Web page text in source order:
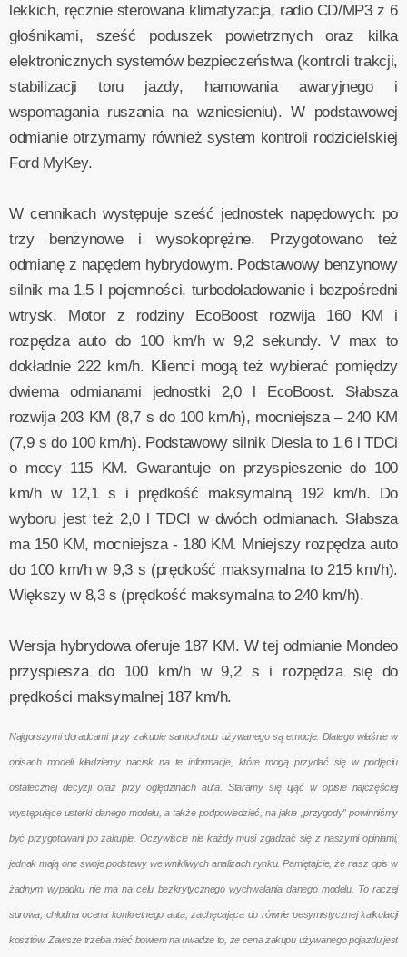
lekkich, ręcznie sterowana klimatyzacja, radio CD/MP3 z 6
głośnikami, sześć poduszek powietrznych oraz kilka
elektronicznych systemów bezpieczeństwa (kontroli trakcji,
stabilizacji toru jazdy, hamowania awaryjnego i
wspomagania ruszania na wzniesieniu). W podstawowej
odmianie otrzymamy również system kontroli rodzicielskiej
Ford MyKey.
W cennikach występuje sześć jednostek napędowych: po
trzy benzynowe i wysokoprężne. Przygotowano też
odmianę z napędem hybrydowym. Podstawowy benzynowy
silnik ma 1,5 l pojemności, turbodoładowanie i bezpośredni
wtrysk. Motor z rodziny EcoBoost rozwija 160 KM i
rozpędza auto do 100 km/h w 9,2 sekundy. V max to
dokładnie 222 km/h. Klienci mogą też wybierać pomiędzy
dwiema odmianami jednostki 2,0 l EcoBoost. Słabsza
rozwija 203 KM (8,7 s do 100 km/h), mocniejsza – 240 KM
(7,9 s do 100 km/h). Podstawowy silnik Diesla to 1,6 l TDCi
o mocy 115 KM. Gwarantuje on przyspieszenie do 100
km/h w 12,1 s i prędkość maksymalną 192 km/h. Do
wyboru jest też 2,0 l TDCI w dwóch odmianach. Słabsza
ma 150 KM, mocniejsza - 180 KM. Mniejszy rozpędza auto
do 100 km/h w 9,3 s (prędkość maksymalna to 215 km/h).
Większy w 8,3 s (prędkość maksymalna to 240 km/h).
Wersja hybrydowa oferuje 187 KM. W tej odmianie Mondeo
przyspiesza do 100 km/h w 9,2 s i rozpędza się do
prędkości maksymalnej 187 km/h.
Najgorszymi doradcami przy zakupie samochodu używanego są emocje. Dlatego właśnie w
opisach modeli kładziemy nacisk na te informacje, które mogą przydać się w podjęciu
ostatecznej decyzji oraz przy oględzinach auta. Staramy się ująć w opisie najczęściej
występujące usterki danego modelu, a także podpowiedzieć, na jakie „przygody” powinniśmy
być przygotowani po zakupie. Oczywiście nie każdy musi zgadzać się z naszymi opiniami,
jednak mają one swoje podstawy we wnikliwych analizach rynku. Pamiętajcie, że nasz opis w
żadnym wypadku nie ma na celu bezkrytycznego wychwalania danego modelu. To raczej
surowa, chłodna ocena konkretnego auta, zachęcająca do równie pesymistycznej kalkulacji
kosztów. Zawsze trzeba mieć bowiem na uwadze to, że cena zakupu używanego pojazdu jest